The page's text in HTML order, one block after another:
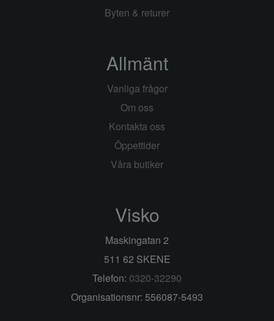
Byten & returer
Allmänt
Vanliga frågor
Om oss
Kontakta oss
Öppettider
Våra butiker
Visko
Maskingatan 2
511 62 SKENE
Telefon: 0320-32290
Organisationsnr: 556087-5493